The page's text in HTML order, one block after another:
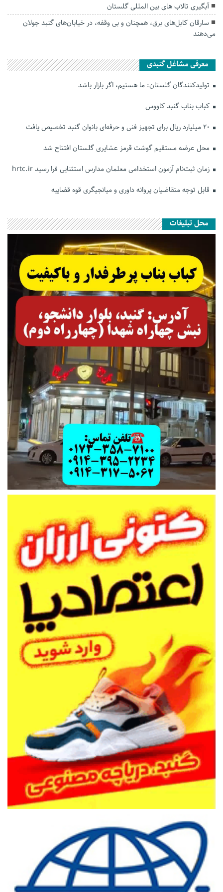
آبگیری تالاب های بین المللی گلستان
سارقان کابل‌های برق، همچنان و بی وقفه، در خیابان‌های گنبد جولان
می‌دهند
معرفی مشاغل گنبدی
تولیدکنندگان گلستان: ما هستیم، اگر بازار باشد
کباب بناب گنبد کاووس
محل عرضه مستقیم گوشت قرمز عشایری گلستان افتتاح شد
زمان ثبت‌نام آزمون استخدامی معلمان مدارس استثنایی فرا رسید hrtc.ir
قابل توجه متقاضیان پروانه داوری و میانجیگری قوه قضاییه
محل تبلیغات